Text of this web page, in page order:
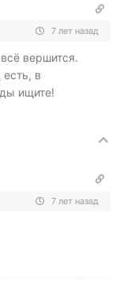
7 лет назад
вершится.
в
ищите!
7 лет назад